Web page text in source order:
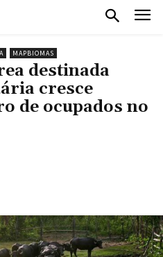
MAPBIOMAS
destinada
cresce
de ocupados no